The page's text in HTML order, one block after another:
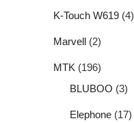
K-Touch W619 (4)
Marvell (2)
MTK (196)
BLUBOO (3)
Elephone (17)